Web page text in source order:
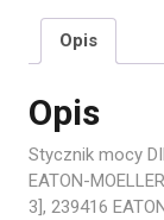
Opis
Opis
Stycznik mocy
EATON-
3], 239416